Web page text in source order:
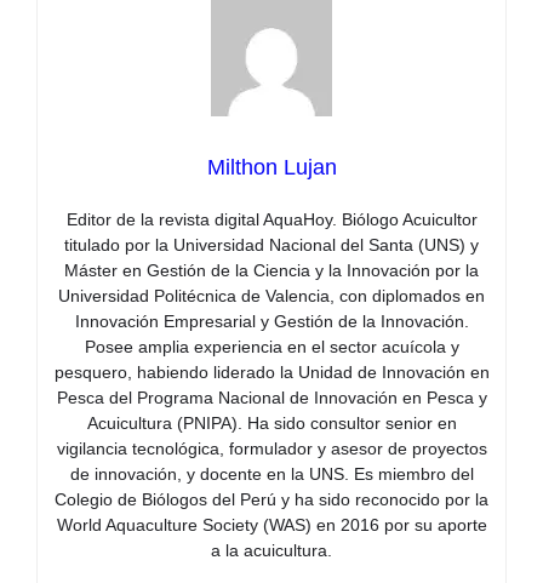
Milthon Lujan
Editor de la revista digital AquaHoy. Biólogo Acuicultor
titulado por la Universidad Nacional del Santa (UNS) y
Máster en Gestión de la Ciencia y la Innovación por la
Universidad Politécnica de Valencia, con diplomados en
Innovación Empresarial y Gestión de la Innovación.
Posee amplia experiencia en el sector acuícola y
pesquero, habiendo liderado la Unidad de Innovación en
Pesca del Programa Nacional de Innovación en Pesca y
Acuicultura (PNIPA). Ha sido consultor senior en
vigilancia tecnológica, formulador y asesor de proyectos
de innovación, y docente en la UNS. Es miembro del
Colegio de Biólogos del Perú y ha sido reconocido por la
World Aquaculture Society (WAS) en 2016 por su aporte
a la acuicultura.